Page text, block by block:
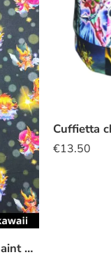
Cuffietta chirurgica Saint Seya kawaii
€13.50